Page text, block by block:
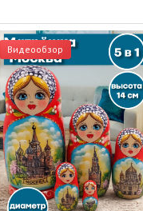
Видеообзор